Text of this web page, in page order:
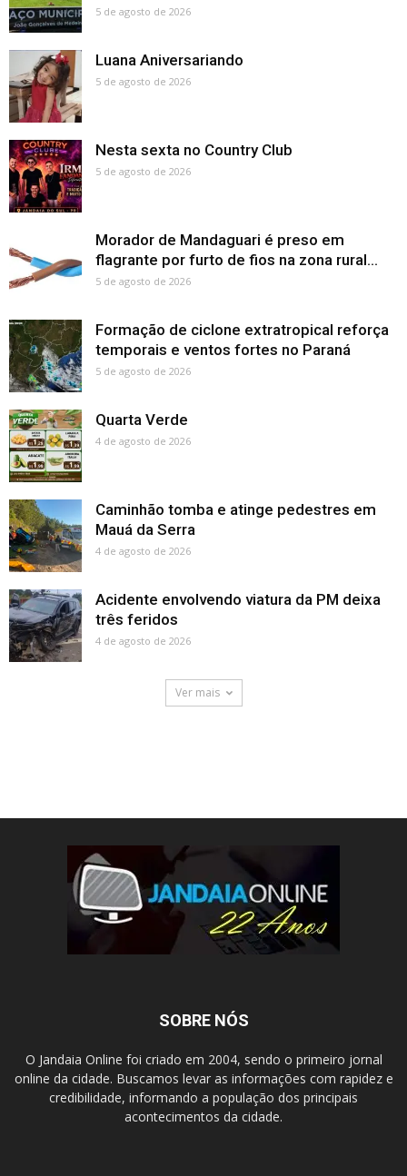
5 de agosto de 2026
Luana Aniversariando
5 de agosto de 2026
Nesta sexta no Country Club
5 de agosto de 2026
Morador de Mandaguari é preso em
flagrante por furto de fios na zona rural...
5 de agosto de 2026
Formação de ciclone extratropical reforça
temporais e ventos fortes no Paraná
5 de agosto de 2026
Quarta Verde
4 de agosto de 2026
Caminhão tomba e atinge pedestres em
Mauá da Serra
4 de agosto de 2026
Acidente envolvendo viatura da PM deixa
três feridos
4 de agosto de 2026
Ver mais
SOBRE NÓS
O Jandaia Online foi criado em 2004, sendo o primeiro jornal
online da cidade. Buscamos levar as informações com rapidez e
credibilidade, informando a população dos principais
acontecimentos da cidade.